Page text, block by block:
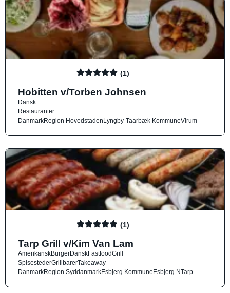
(1)
Hobitten v/Torben Johnsen
Dansk
Restauranter
DanmarkRegion HovedstadenLyngby-Taarbæk KommuneVirum
(1)
Tarp Grill v/Kim Van Lam
AmerikanskBurgerDanskFastfoodGrill
SpisestederGrillbarerTakeaway
DanmarkRegion SyddanmarkEsbjerg KommuneEsbjerg NTarp